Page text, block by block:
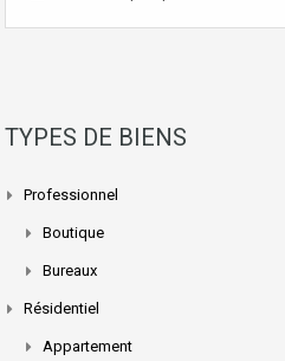
TYPES DE BIENS
Professionnel
Boutique
Bureaux
Résidentiel
Appartement